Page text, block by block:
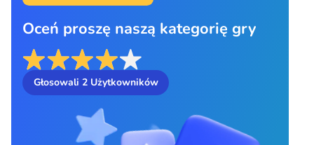
Oceń proszę naszą kategorię gry
Głosowali 2Użytkowników